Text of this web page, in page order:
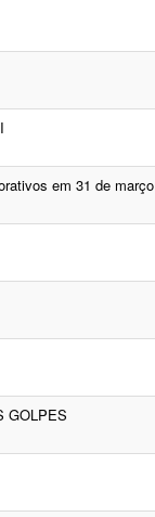
em 31 de março
GOLPES